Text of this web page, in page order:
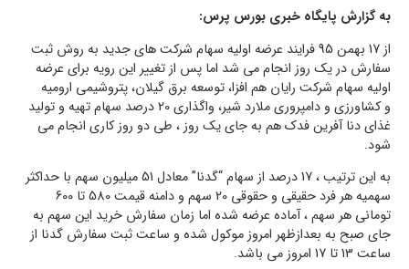
به گزارش پایگاه خبری بورس پرس:
از 17 بهمن 95 فرایند عرضه اولیه سهام شرکت های جدید به روش ثبت
سفارش در یک روز انجام می شد اما پس از تغییر این رویه برای عرضه
اولیه سهام شرکت رایان هم افزا، توسعه برق گیلان، پتروشیمی ارومیه
و کشاورزی و دامپروری ملارد شیر، واگذاری 20 درصد سهام تهیه و تولید
غذای دنا آفرین فدک هم به جای یک روز ، طی دو روز کاری انجام می
شود.
به این ترتیب ، 17 درصد از سهام “گدنا” معادل 51 میلیون سهم با حداکثر
سهمیه هر فرد حقیقی و حقوقی 20 سهم و دامنه قیمت 580 تا 600
تومانی هر سهم ، آماده عرضه شده اما زمان سفارش خرید این سهم به
جای صبح به بعدازظهر امروز موکول شده و ساعت ثبت سفارش گدنا از
ساعت 13 تا 17 امروز می باشد.